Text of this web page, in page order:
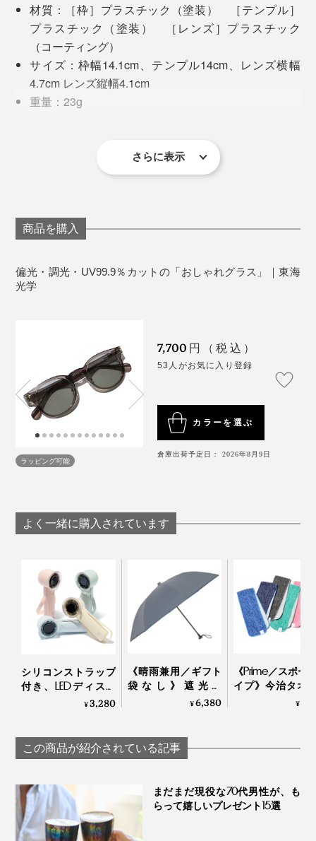
あなたのサングラス、まぶしさ対策だけで、選んでいま
せんか？
合う。男女、年齢、顔の大きさ、服のタイプ、みんなバ
ラバラなのに、不思議となじみます。しかも、印象がマ
「ボストン型」をアレンジしたイメージで、レンズは大
けでなく、男女・シーン・服のテイスト問わずなじん
で、人相がやさしく見えるデザインです。
色は、「マットブラック」と、透明感のある「クリアグ
レー」の２色展開。レンズは共通のグレーです。
どちらも万能カラーですが、「マットブラック」はキリ
ッとしたイメージ。「クリアグレー」はソフトなイメー
視界から“余計な情報”が減るだけで、こんなにラクにな
軽くてズレないので、長時間かけていても快適。かけて
材質：［枠］プラスチック（塗装） ［テンプル］
プラスチック（塗装） ［レンズ］プラスチック
（コーティング）
サイズ：枠幅14.1cm、テンプル14cm、レンズ横幅
4.7cm レンズ縦幅4.1cm
重量：23g
調光レンズは、紫外線を受けて発色します。温度依
傘や帽子で紫外線を遮ったり、紫外線カットガラス
に覆われた車の中では調光レンズは濃くなりませ
みが見えるものがあります。その場合は視界が悪く
なりますので使用しないでください。
携帯電話、パソコン、テレビ、カーナビなど偏光板
を使用した液晶画面は、種類や見る角度により暗く
なったり歪みが見えることがあります。
高温のところに置いたり、傷をつける可能性がある
金属などと一緒に保管しないでください。
あまり長時間目に掛けないようにご注意ください。
さらに表示
商品を購入
偏光・調光・UV99.9％カットの「おしゃれグラス」｜東海
光学
ラッピング可能
7,700 円（税込）
53人がお気に入り登録
カラーを選ぶ
倉庫出荷予定日： 2026年8月9日
よく一緒に購入されています
シリコンストラップ
付き、LEDディスプ
レイの「大風量モバ
¥3,280
《晴雨兼用／ギフト
袋なし》遮光率
100％、折り畳まな
¥6,380
《Prime／スポー
イプ》今治タオ
冷感生地のハイ
¥
この商品が紹介されている記事
まだまだ現役な70代男性が、も
らって嬉しいプレゼント15選